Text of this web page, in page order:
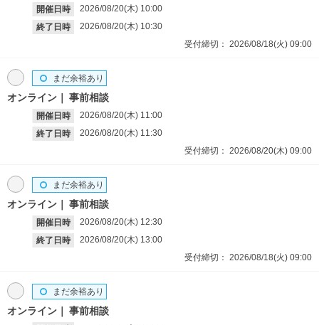
開催日時 2026/08/20(木) 10:00
終了日時
2026/08/20(木) 10:30
受付締切： 2026/08/18(火) 09:00
オンライン 事前相談
開催日時 2026/08/20(木) 11:00
終了日時
2026/08/20(木) 11:30
まだ余裕あり
受付締切： 2026/08/20(木) 09:00
オンライン 事前相談
開催日時 2026/08/20(木) 12:30
終了日時
2026/08/20(木) 13:00
まだ余裕あり
受付締切： 2026/08/18(火) 09:00
オンライン 事前相談
まだ余裕あり